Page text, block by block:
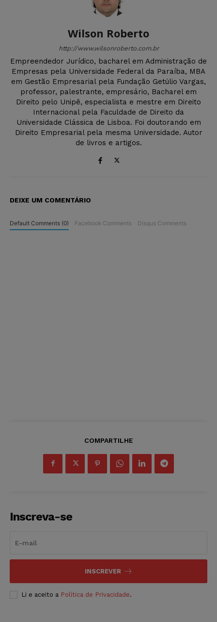
Wilson Roberto
http://www.wilsonroberto.com.br
Empreendedor Jurídico, bacharel em Administração de
Empresas pela Universidade Federal da Paraíba, MBA
em Gestão Empresarial pela Fundação Getúlio Vargas,
professor, palestrante, empresário, Bacharel em
Direito pelo Unipê, especialista e mestre em Direito
Internacional pela Faculdade de Direito da
Universidade Clássica de Lisboa. Foi doutorando em
Direito Empresarial pela mesma Universidade. Autor
de livros e artigos.
DEIXE UM COMENTÁRIO
Default Comments (0) Facebook Comments Disqus Comments
COMPARTILHE
Inscreva-se
INSCREVER
Li e aceito a Política de Privacidade.